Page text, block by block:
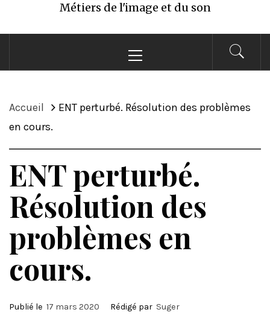
Métiers de l'image et du son
principal
Accueil
ENT perturbé. Résolution des problèmes
en cours.
ENT perturbé.
Résolution des
problèmes en
cours.
Publié le 17 mars 2020 Rédigé par Suger